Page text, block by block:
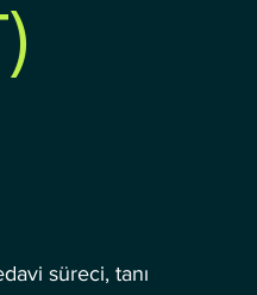
süreci, tanı